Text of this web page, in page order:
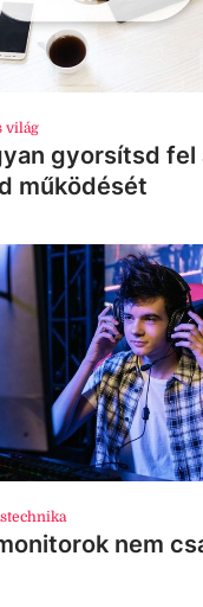
világ
gyorsítsd fel
működését
nem